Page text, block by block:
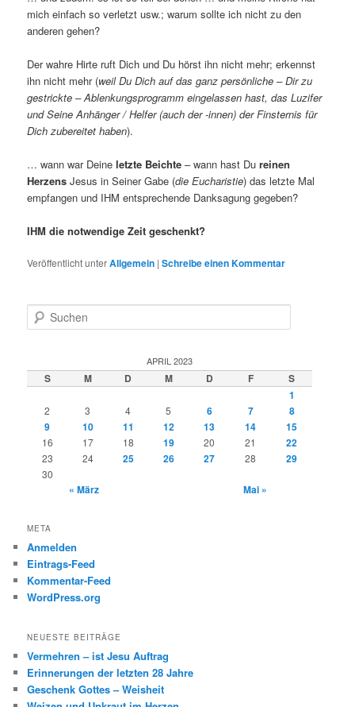
mich einfach so verletzt usw.; warum sollte ich nicht zu den
anderen gehen?
Der wahre Hirte ruft Dich und Du hörst ihn nicht mehr; erkennst
ihn nicht mehr (weil Du Dich auf das ganz persönliche – Dir zu
gestrickte – Ablenkungsprogramm eingelassen hast, das Luzifer
und Seine Anhänger / Helfer (auch der -innen) der Finsternis für
Dich zubereitet haben).
… wann war Deineletzte Beichte – wann hast Dureinen
Herzens Jesus in Seiner Gabe (die Eucharistie) das letzte Mal
empfangen und IHM entsprechende Danksagung gegeben?
IHM die notwendige Zeit geschenkt?
Veröffentlicht unterAllgemein |Schreibe einen Kommentar
u
e
n
APRIL 2023
S M D M D F
S
1
2 3 4 5 6 7
8
9
10 11 12 13 14 15
16 17 18 19 20 21 22
23 24 25 26 27 28 29
30
« März Mai »
META
Anmelden
Eintrags-Feed
Kommentar-Feed
WordPress.org
NEUESTE BEITRÄGE
Vermehren – ist Jesu Auftrag
Erinnerungen der letzten 28 Jahre
Geschenk Gottes – Weisheit